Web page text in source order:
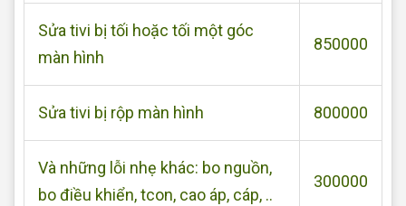
Sửa tivi bị tối hoặc tối một góc
màn hình
850000
Sửa tivi bị rộp màn hình 800000
Và những lỗi nhẹ khác: bo nguồn,
bo điều khiển, tcon, cao áp, cáp, ..
300000